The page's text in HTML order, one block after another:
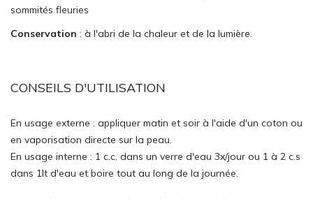
sommités fleuries
Conservation : à l'abri de la chaleur et de la lumière.
CONSEILS D'UTILISATION
En usage externe : appliquer matin et soir à l'aide d'un coton ou
en vaporisation directe sur la peau.
En usage interne : 1 c.c. dans un verre d'eau 3x/jour ou 1 à 2 c.s
dans 1lt d'eau et boire tout au long de la journée.